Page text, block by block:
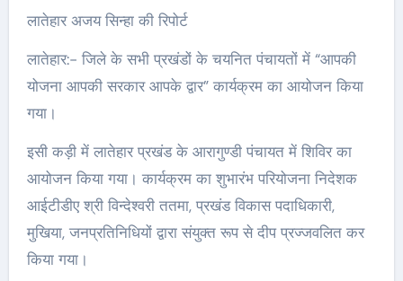
लातेहार अजय सिन्हा की रिपोर्ट
लातेहार:- जिले के सभी प्रखंडों के चयनित पंचायतों में “आपकी
योजना आपकी सरकार आपके द्वार” कार्यक्रम का आयोजन किया
गया।
इसी कड़ी में लातेहार प्रखंड के आरागुण्डी पंचायत में शिविर का
आयोजन किया गया। कार्यक्रम का शुभारंभ परियोजना निदेशक
आईटीडीए श्री विन्देश्वरी ततमा, प्रखंड विकास पदाधिकारी,
मुखिया, जनप्रतिनिधियों द्वारा संयुक्त रूप से दीप प्रज्जवलित कर
किया गया।